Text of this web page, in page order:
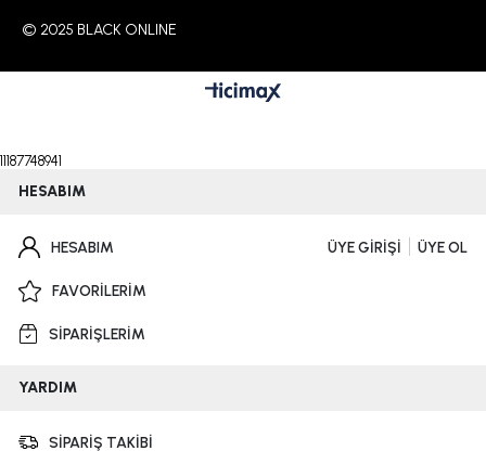
© 2025 BLACK ONLINE
11187748941
HESABIM
HESABIM ÜYE GİRİŞİ ÜYE OL
FAVORİLERİM
SİPARİŞLERİM
YARDIM
SİPARİŞ TAKİBİ